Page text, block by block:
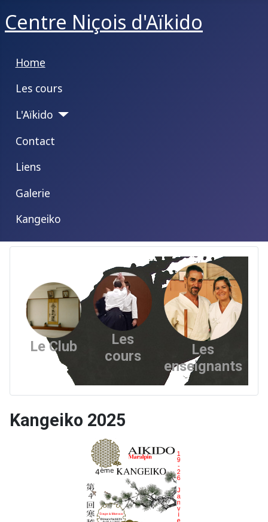
Centre Niçois d'Aïkido
Home
Les cours
L'Aïkido
Contact
Liens
Galerie
Kangeiko
Le Club
Les
cours
Les
enseignants
Kangeiko 2025